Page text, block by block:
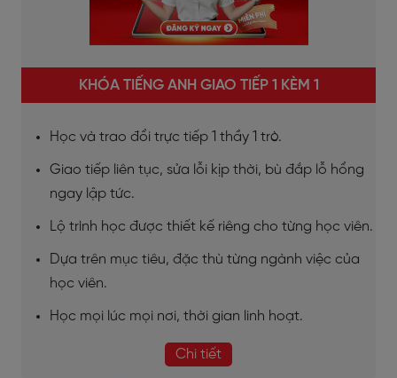
KHÓA TIẾNG ANH GIAO TIẾP 1 KÈM 1
Học và trao đổi trực tiếp 1 thầy 1 trò.
Giao tiếp liên tục, sửa lỗi kịp thời, bù đắp lỗ hổng
ngay lập tức.
Lộ trình học được thiết kế riêng cho từng học viên.
Dựa trên mục tiêu, đặc thù từng ngành việc của
học viên.
Học mọi lúc mọi nơi, thời gian linh hoạt.
Chi tiết